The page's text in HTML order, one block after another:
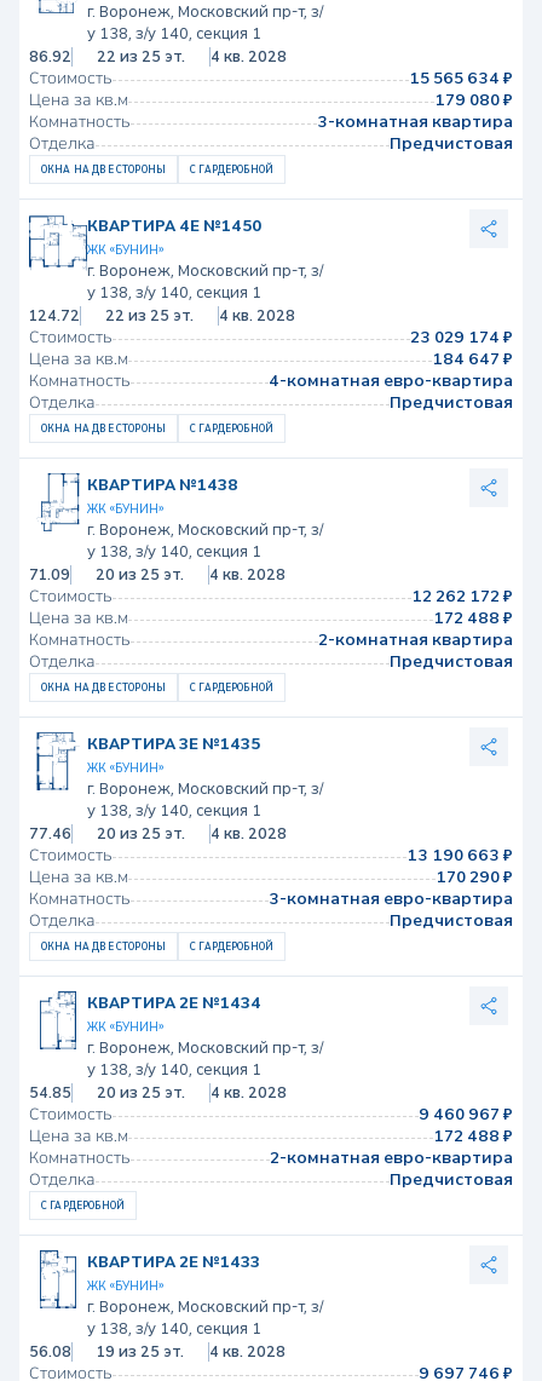
г. Воронеж, Московский пр-т, з/
у 138, з/у 140, секция 1
86.92
22 из 25 эт. 4 кв. 2028
Стоимость
15 565 634 ₽
Цена за кв.м
179 080 ₽
Комнатность
3-комнатная квартира
Отделка
Предчистовая
ОКНА НА ДВЕ СТОРОНЫ С ГАРДЕРОБНОЙ
КВАРТИРА 4Е №1450
ЖК «БУНИН»
г. Воронеж, Московский пр-т, з/
у 138, з/у 140, секция 1
124.72
22 из 25 эт. 4 кв. 2028
Стоимость
23 029 174 ₽
Цена за кв.м
184 647 ₽
Комнатность
4-комнатная евро-квартира
Отделка
Предчистовая
ОКНА НА ДВЕ СТОРОНЫ С ГАРДЕРОБНОЙ
КВАРТИРА №1438
ЖК «БУНИН»
г. Воронеж, Московский пр-т, з/
у 138, з/у 140, секция 1
71.09
20 из 25 эт. 4 кв. 2028
Стоимость
12 262 172 ₽
Цена за кв.м
172 488 ₽
Комнатность
2-комнатная квартира
Отделка
Предчистовая
ОКНА НА ДВЕ СТОРОНЫ С ГАРДЕРОБНОЙ
КВАРТИРА 3Е №1435
ЖК «БУНИН»
г. Воронеж, Московский пр-т, з/
у 138, з/у 140, секция 1
77.46
20 из 25 эт. 4 кв. 2028
Стоимость
13 190 663 ₽
Цена за кв.м
170 290 ₽
Комнатность
3-комнатная евро-квартира
Отделка
Предчистовая
ОКНА НА ДВЕ СТОРОНЫ С ГАРДЕРОБНОЙ
КВАРТИРА 2Е №1434
ЖК «БУНИН»
г. Воронеж, Московский пр-т, з/
у 138, з/у 140, секция 1
54.85
20 из 25 эт. 4 кв. 2028
Стоимость
9 460 967 ₽
Цена за кв.м
172 488 ₽
Комнатность
2-комнатная евро-квартира
Отделка
Предчистовая
С ГАРДЕРОБНОЙ
КВАРТИРА 2Е №1433
ЖК «БУНИН»
г. Воронеж, Московский пр-т, з/
у 138, з/у 140, секция 1
56.08
19 из 25 эт. 4 кв. 2028
Стоимость 9 697 746 ₽